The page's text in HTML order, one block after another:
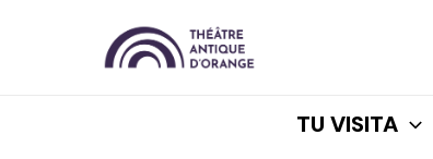
TU VISITA